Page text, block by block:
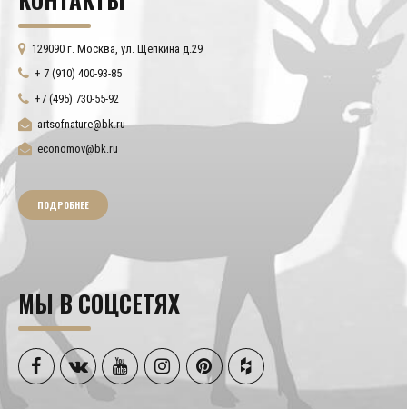
129090 г. Москва, ул. Щепкина д.29
+ 7 (910) 400-93-85
+7 (495) 730-55-92
artsofnature@bk.ru
economov@bk.ru
ПОДРОБНЕЕ
МЫ В СОЦСЕТЯХ